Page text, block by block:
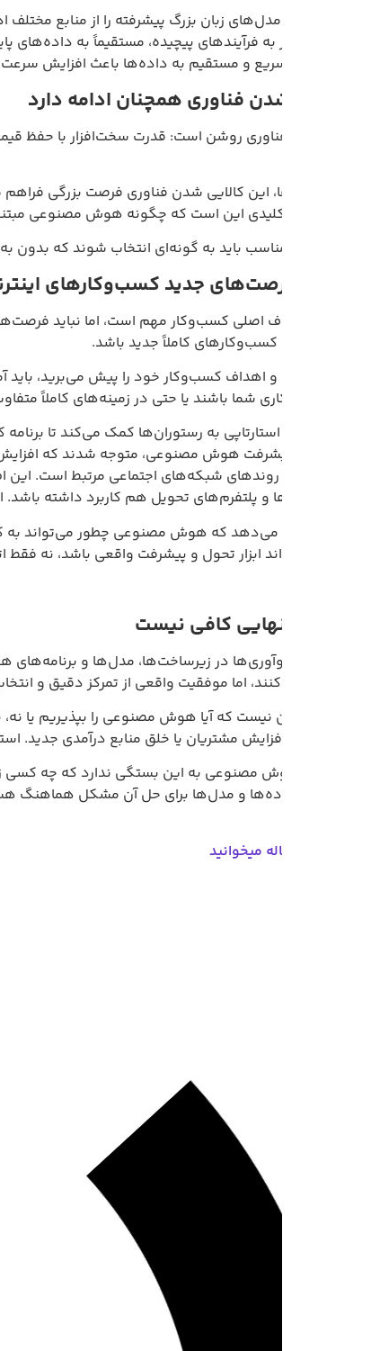
مدل‌های زبان بزرگ پیشرفته را از منابع مختلف ادغام کنند و
به فرآیندهای پیچیده، مستقیماً به داده‌های پایگاه داده
و مستقیم به داده‌ها باعث افزایش سرعت و دقت
روشن است: قدرت سخت‌افزار با حفظ قیمت‌های ثابت
این کالایی شدن فناوری فرصت بزرگی فراهم می‌کند تا
این است که چگونه هوش مصنوعی مبتنی بر ابر
باید به گونه‌ای انتخاب شوند که بدون به‌خطر
اصلی کسب‌وکار مهم است، اما نباید فرصت‌های جدیدی
کسب‌وکارهای کاملاً جدید باشد.
و اهداف کسب‌وکار خود را پیش می‌برید، باید آماده
کاری شما باشند یا حتی در زمینه‌های کاملاً متفاوت شکل
استارتاپی به رستوران‌ها کمک می‌کند تا برنامه کاری
هوش مصنوعی، متوجه شدند که افزایش ناگهانی
شبکه‌های اجتماعی مرتبط است. این اطلاعات جدید
و پلتفرم‌های تحویل هم کاربرد داشته باشد. این یک
می‌دهد که هوش مصنوعی چطور می‌تواند به کسب‌وکارها
ابزار تحول و پیشرفت واقعی باشد، نه فقط اتوماسیون
کافی نیست
در زیرساخت‌ها، مدل‌ها و برنامه‌های هوش
کنند، اما موفقیت واقعی از تمرکز دقیق و انتخاب درست
نیست که آیا هوش مصنوعی را بپذیریم یا نه، بلکه
افزایش مشتریان یا خلق منابع درآمدی جدید.
مصنوعی به این بستگی ندارد که چه کسی زودتر شروع
و مدل‌ها برای حل آن مشکل هماهنگ هستند.